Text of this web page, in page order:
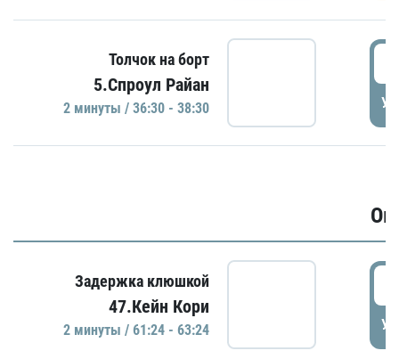
Толчок на борт
5.Спроул Райан
2 минуты / 36:30 - 38:30
Задержка клюшкой
47.Кейн Кори
2 минуты / 61:24 - 63:24